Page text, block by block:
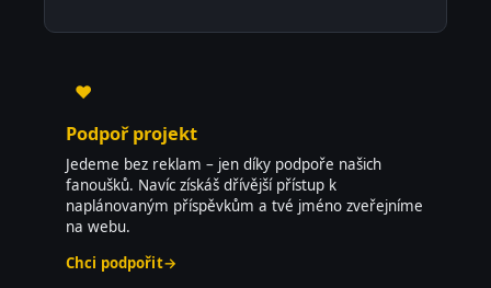
♥
Podpoř projekt
Jedeme bez reklam – jen díky podpoře našich
fanoušků. Navíc získáš dřívější přístup k
naplánovaným příspěvkům a tvé jméno zveřejníme
na webu.
Chci podpořit→